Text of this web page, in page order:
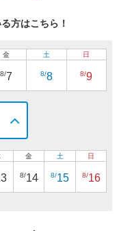
方はこちら！
金
8/7
土
8/8
日
8/9
金
8/14
土
8/15
日
8/16